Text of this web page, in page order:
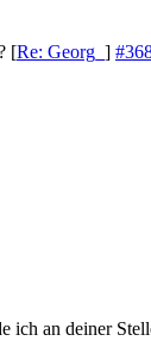
[Re: Georg_ ]
ich an deiner